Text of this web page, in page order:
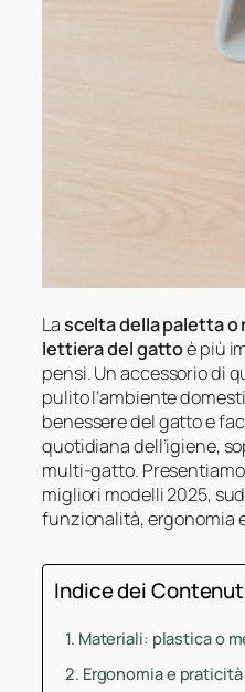
Lascelta della paletta o
lettiera del gattoè più
pensi. Un accessorio di
pulito l’ambiente
benessere del gatto e
quotidiana dell’igiene,
multi-gatto. Presentiamo
migliori modelli 2025,
funzionalità, ergonomia
Indice dei
Materiali: plastica o
Ergonomia e praticità